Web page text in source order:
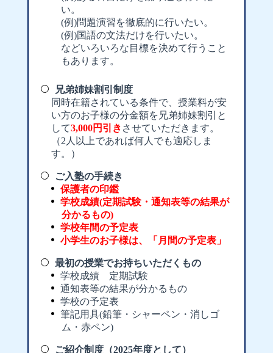
い。
(例)問題演習を徹底的に行いたい。
(例)国語の文法だけを行いたい。
などいろいろな目標を決めて行うこと
もあります。
兄弟姉妹割引制度
同時在籍されている条件で、授業料が安
い方のお子様の分金額を兄弟姉妹割引と
して3,000円引き させていただきます。
（2人以上であれば何人でも適応しま
す。）
ご入塾の手続き
保護者の印鑑
学校成績(定期試験・通知表等の結果が
分かるもの)
学校年間の予定表
小学生のお子様は、「月間の予定表」
最初の授業でお持ちいただくもの
学校成績 定期試験
通知表等の結果が分かるもの
学校の予定表
筆記用具(鉛筆・シャーペン・消しゴ
ム・赤ペン)
ご紹介制度（2025年度として）